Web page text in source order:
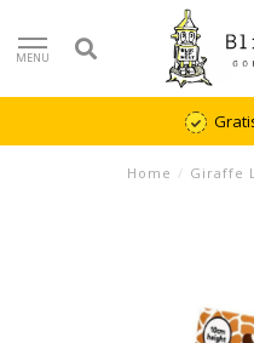
MENU
Home / Giraffe